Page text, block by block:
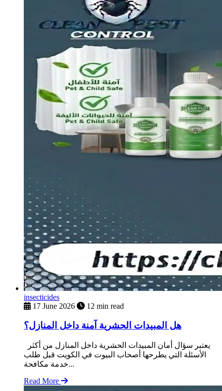
insecticides
17 June 2026
12 min read
هل المبيدات الحشرية آمنة داخل المنازل؟
الأسئلة التي يطرحها أصحاب البيوت في الكويت قبل طلب
خدمة مكافحة...
Read More